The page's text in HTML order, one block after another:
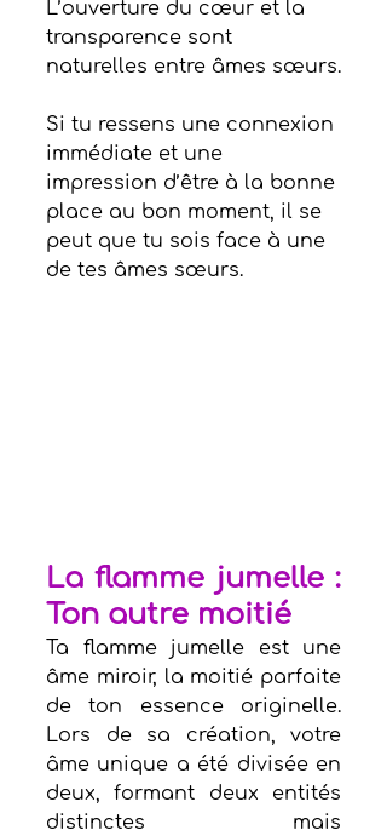
L’ouverture du cœur et la
transparence sont
naturelles entre âmes sœurs.
Si tu ressens une connexion
immédiate et une
impression d’être à la bonne
place au bon moment, il se
peut que tu sois face à une
de tes âmes sœurs.
La flamme jumelle :
Ton autre moitié
Ta flamme jumelle est une
âme miroir, la moitié parfaite
de ton essence originelle.
Lors de sa création, votre
âme unique a été divisée en
deux, formant deux entités
distinctes mais